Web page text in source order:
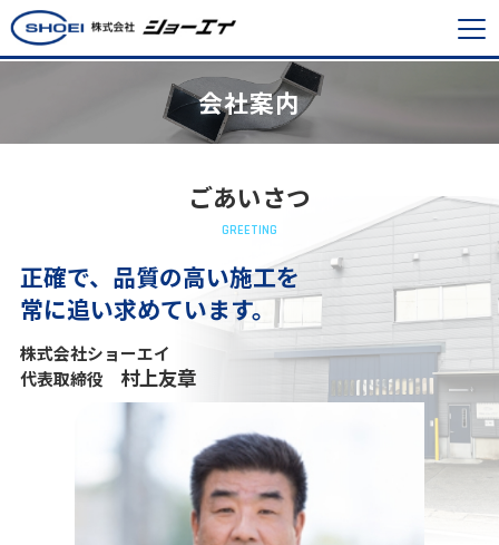
会社案内
ごあいさつ
GREETING
正確で、品質の高い施工を
常に追い求めています。
株式会社ショーエイ
代表取締役 村上友章